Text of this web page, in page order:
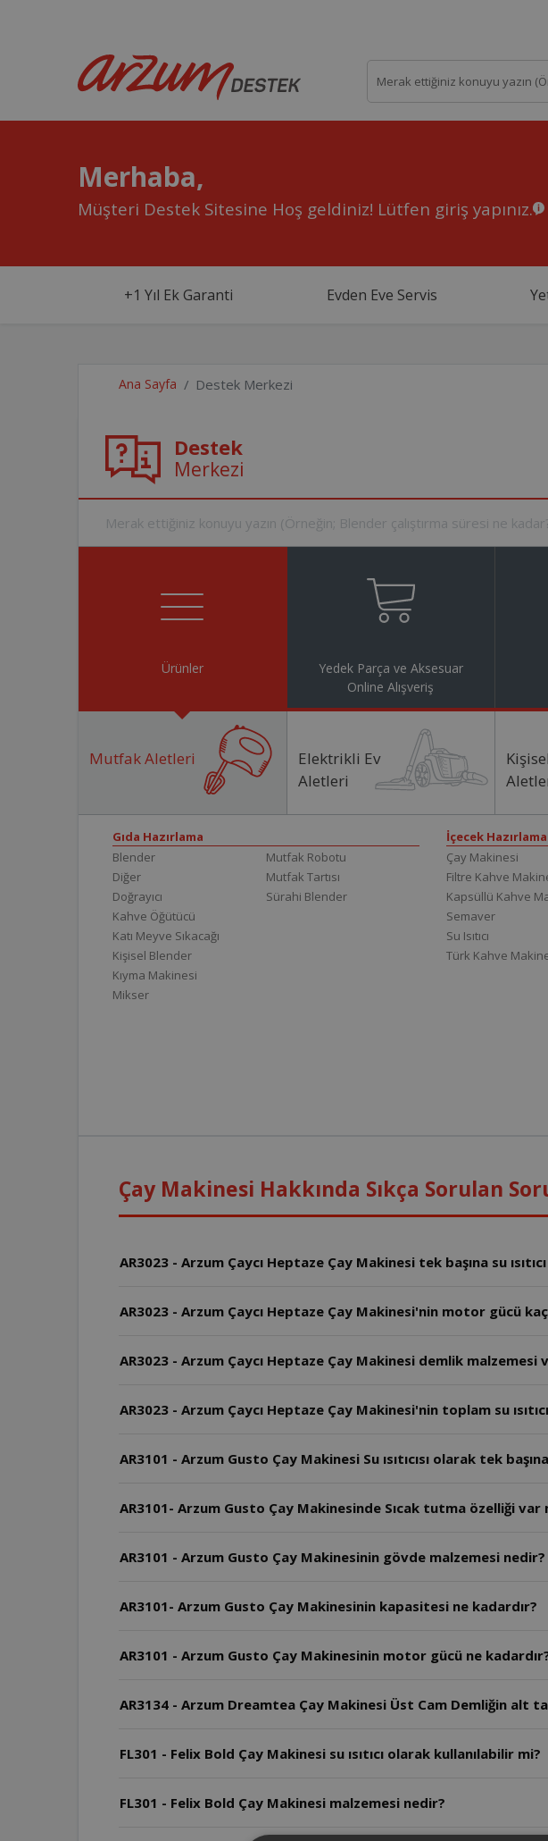
Merhaba,
Müşteri Destek Sitesine Hoş geldiniz! Lütfen giriş yapınız.
+1 Yıl Ek Garanti Evden Eve Servis
Ana Sayfa Destek Merkezi
Destek
Merkezi
Ürünler
Yedek Parça ve Aksesuar
Online Alışveriş
Mutfak Aletleri
Elektrikli Ev
Aletleri
Gıda Hazırlama
Blender
Diğer
Doğrayıcı
Kahve Öğütücü
Katı Meyve Sıkacağı
Kişisel Blender
Kıyma Makinesi
Mikser
Mutfak Robotu
Mutfak Tartısı
Sürahi Blender
İçecek Hazırlama
Çay Makinesi
Filtre Kahve
Kapsüllü Kahve
Semaver
Su Isıtıcı
Türk Kahve
Çay Makinesi Hakkında Sıkça Sorulan
AR3023 - Arzum Çaycı Heptaze Çay Makinesi tek başına su
AR3023 - Arzum Çaycı Heptaze Çay Makinesi'nin motor gücü
AR3023 - Arzum Çaycı Heptaze Çay Makinesi demlik malzemesi
AR3023 - Arzum Çaycı Heptaze Çay Makinesi'nin toplam su
AR3101 - Arzum Gusto Çay Makinesi Su ısıtıcısı olarak tek
AR3101- Arzum Gusto Çay Makinesinde Sıcak tutma özelliği var
AR3101 - Arzum Gusto Çay Makinesinin gövde malzemesi nedir?
AR3101- Arzum Gusto Çay Makinesinin kapasitesi ne kadardır?
AR3101 - Arzum Gusto Çay Makinesinin motor gücü ne
AR3134 - Arzum Dreamtea Çay Makinesi Üst Cam Demliğin alt
FL301 - Felix Bold Çay Makinesi su ısıtıcı olarak kullanılabilir mi?
FL301 - Felix Bold Çay Makinesi malzemesi nedir?